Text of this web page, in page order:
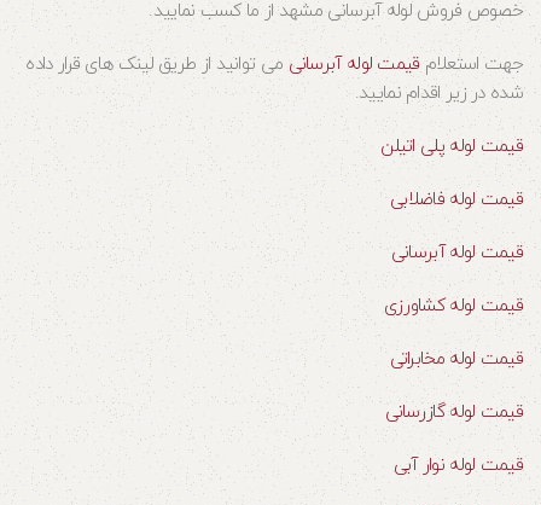
خصوص فروش لوله آبرسانی مشهد از ما کسب نمایید.
جهت استعلامقیمت لوله آبرسانی می توانید از طریق لینک های قرار داده
شده در زیر اقدام نمایید.
قیمت لوله پلی اتیلن
قیمت لوله فاضلابی
قیمت لوله آبرسانی
قیمت لوله کشاورزی
قیمت لوله مخابراتی
قیمت لوله گازرسانی
قیمت لوله نوار آبی